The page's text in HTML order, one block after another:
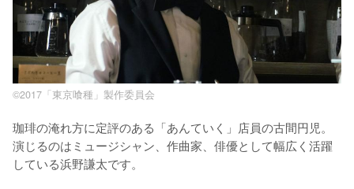
©2017「東京喰種」製作委員会
珈琲の淹れ方に定評のある「あんていく」店員の古間円児。
演じるのはミュージシャン、作曲家、俳優として幅広く活躍
している浜野謙太です。